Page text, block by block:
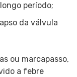
período;
da válvula
ou marcapasso,
a febre